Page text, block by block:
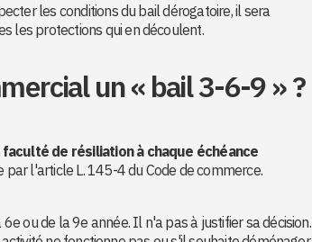
les conditions du bail dérogatoire, il sera
les protections qui en découlent.
un « bail 3-6-9 » ?
de résiliation à chaque échéance
l'article L. 145-4 du Code de commerce.
ou de la 9e année. Il n'a pas à justifier sa décision.